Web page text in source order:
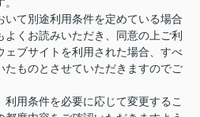
いて別途利用条件を定めている場合
くお読みいただき、同意の上ご利
ェブサイトを利用された場合、すべ
たものとさせていただきますのでご
用条件を必要に応じて変更するこ